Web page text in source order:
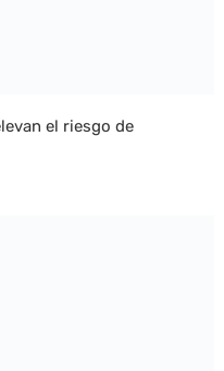
el riesgo de